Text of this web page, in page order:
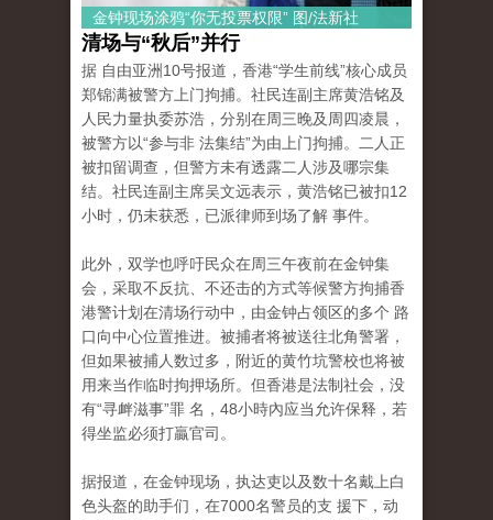
金钟现场涂鸦“你无投票权限” 图/法新社
清场与“秋后”并行
据 自由亚洲10号报道，香港“学生前线”核心成员
郑锦满被警方上门拘捕。社民连副主席黄浩铭及
人民力量执委苏浩，分别在周三晚及周四凌晨，
被警方以“参与非 法集结”为由上门拘捕。二人正
被扣留调查，但警方未有透露二人涉及哪宗集
结。社民连副主席吴文远表示，黄浩铭已被扣12
小时，仍未获悉，已派律师到场了解 事件。
此外，双学也呼吁民众在周三午夜前在金钟集
会，采取不反抗、不还击的方式等候警方拘捕香
港警计划在清场行动中，由金钟占领区的多个 路
口向中心位置推进。被捕者将被送往北角警署，
但如果被捕人数过多，附近的黄竹坑警校也将被
用来当作临时拘押场所。但香港是法制社会，没
有“寻衅滋事”罪 名，48小時內应当允许保释，若
得坐监必须打贏官司。
据报道，在金钟现场，执达吏以及数十名戴上白
色头盔的助手们，在7000名警员的支 援下，动